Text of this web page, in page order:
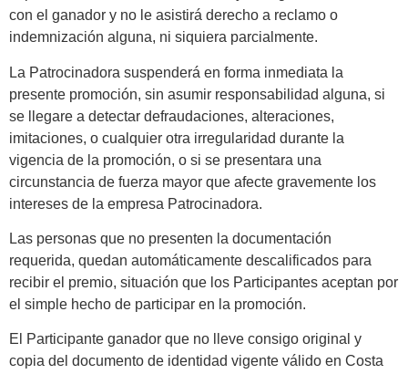
con el ganador y no le asistirá derecho a reclamo o
indemnización alguna, ni siquiera parcialmente.
La Patrocinadora suspenderá en forma inmediata la
presente promoción, sin asumir responsabilidad alguna, si
se llegare a detectar defraudaciones, alteraciones,
imitaciones, o cualquier otra irregularidad durante la
vigencia de la promoción, o si se presentara una
circunstancia de fuerza mayor que afecte gravemente los
intereses de la empresa Patrocinadora.
Las personas que no presenten la documentación
requerida, quedan automáticamente descalificados para
recibir el premio, situación que los Participantes aceptan por
el simple hecho de participar en la promoción.
El Participante ganador que no lleve consigo original y
copia del documento de identidad vigente válido en Costa